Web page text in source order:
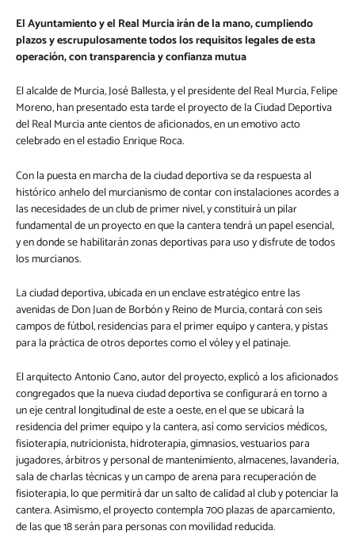
El Ayuntamiento y el Real Murcia irán de la mano, cumpliendo
plazos y escrupulosamente todos los requisitos legales de esta
operación, con transparencia y confianza mutua
El alcalde de Murcia, José Ballesta, y el presidente del Real Murcia, Felipe
Moreno, han presentado esta tarde el proyecto de la Ciudad Deportiva
del Real Murcia ante cientos de aficionados, en un emotivo acto
celebrado en el estadio Enrique Roca.
Con la puesta en marcha de la ciudad deportiva se da respuesta al
histórico anhelo del murcianismo de contar con instalaciones acordes a
las necesidades de un club de primer nivel, y constituirá un pilar
fundamental de un proyecto en que la cantera tendrá un papel esencial,
y en donde se habilitarán zonas deportivas para uso y disfrute de todos
los murcianos.
La ciudad deportiva, ubicada en un enclave estratégico entre las
avenidas de Don Juan de Borbón y Reino de Murcia, contará con seis
campos de fútbol, residencias para el primer equipo y cantera, y pistas
para la práctica de otros deportes como el vóley y el patinaje.
El arquitecto Antonio Cano, autor del proyecto, explicó a los aficionados
congregados que la nueva ciudad deportiva se configurará en torno a
un eje central longitudinal de este a oeste, en el que se ubicará la
residencia del primer equipo y la cantera, así como servicios médicos,
fisioterapia, nutricionista, hidroterapia, gimnasios, vestuarios para
jugadores, árbitros y personal de mantenimiento, almacenes, lavandería,
sala de charlas técnicas y un campo de arena para recuperación de
fisioterapia, lo que permitirá dar un salto de calidad al club y potenciar la
cantera. Asimismo, el proyecto contempla 700 plazas de aparcamiento,
de las que 18 serán para personas con movilidad reducida.